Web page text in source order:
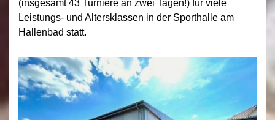
(insgesamt 43 Turniere an zwei Tagen!) für viele
Leistungs- und Altersklassen in der Sporthalle am
Hallenbad statt.